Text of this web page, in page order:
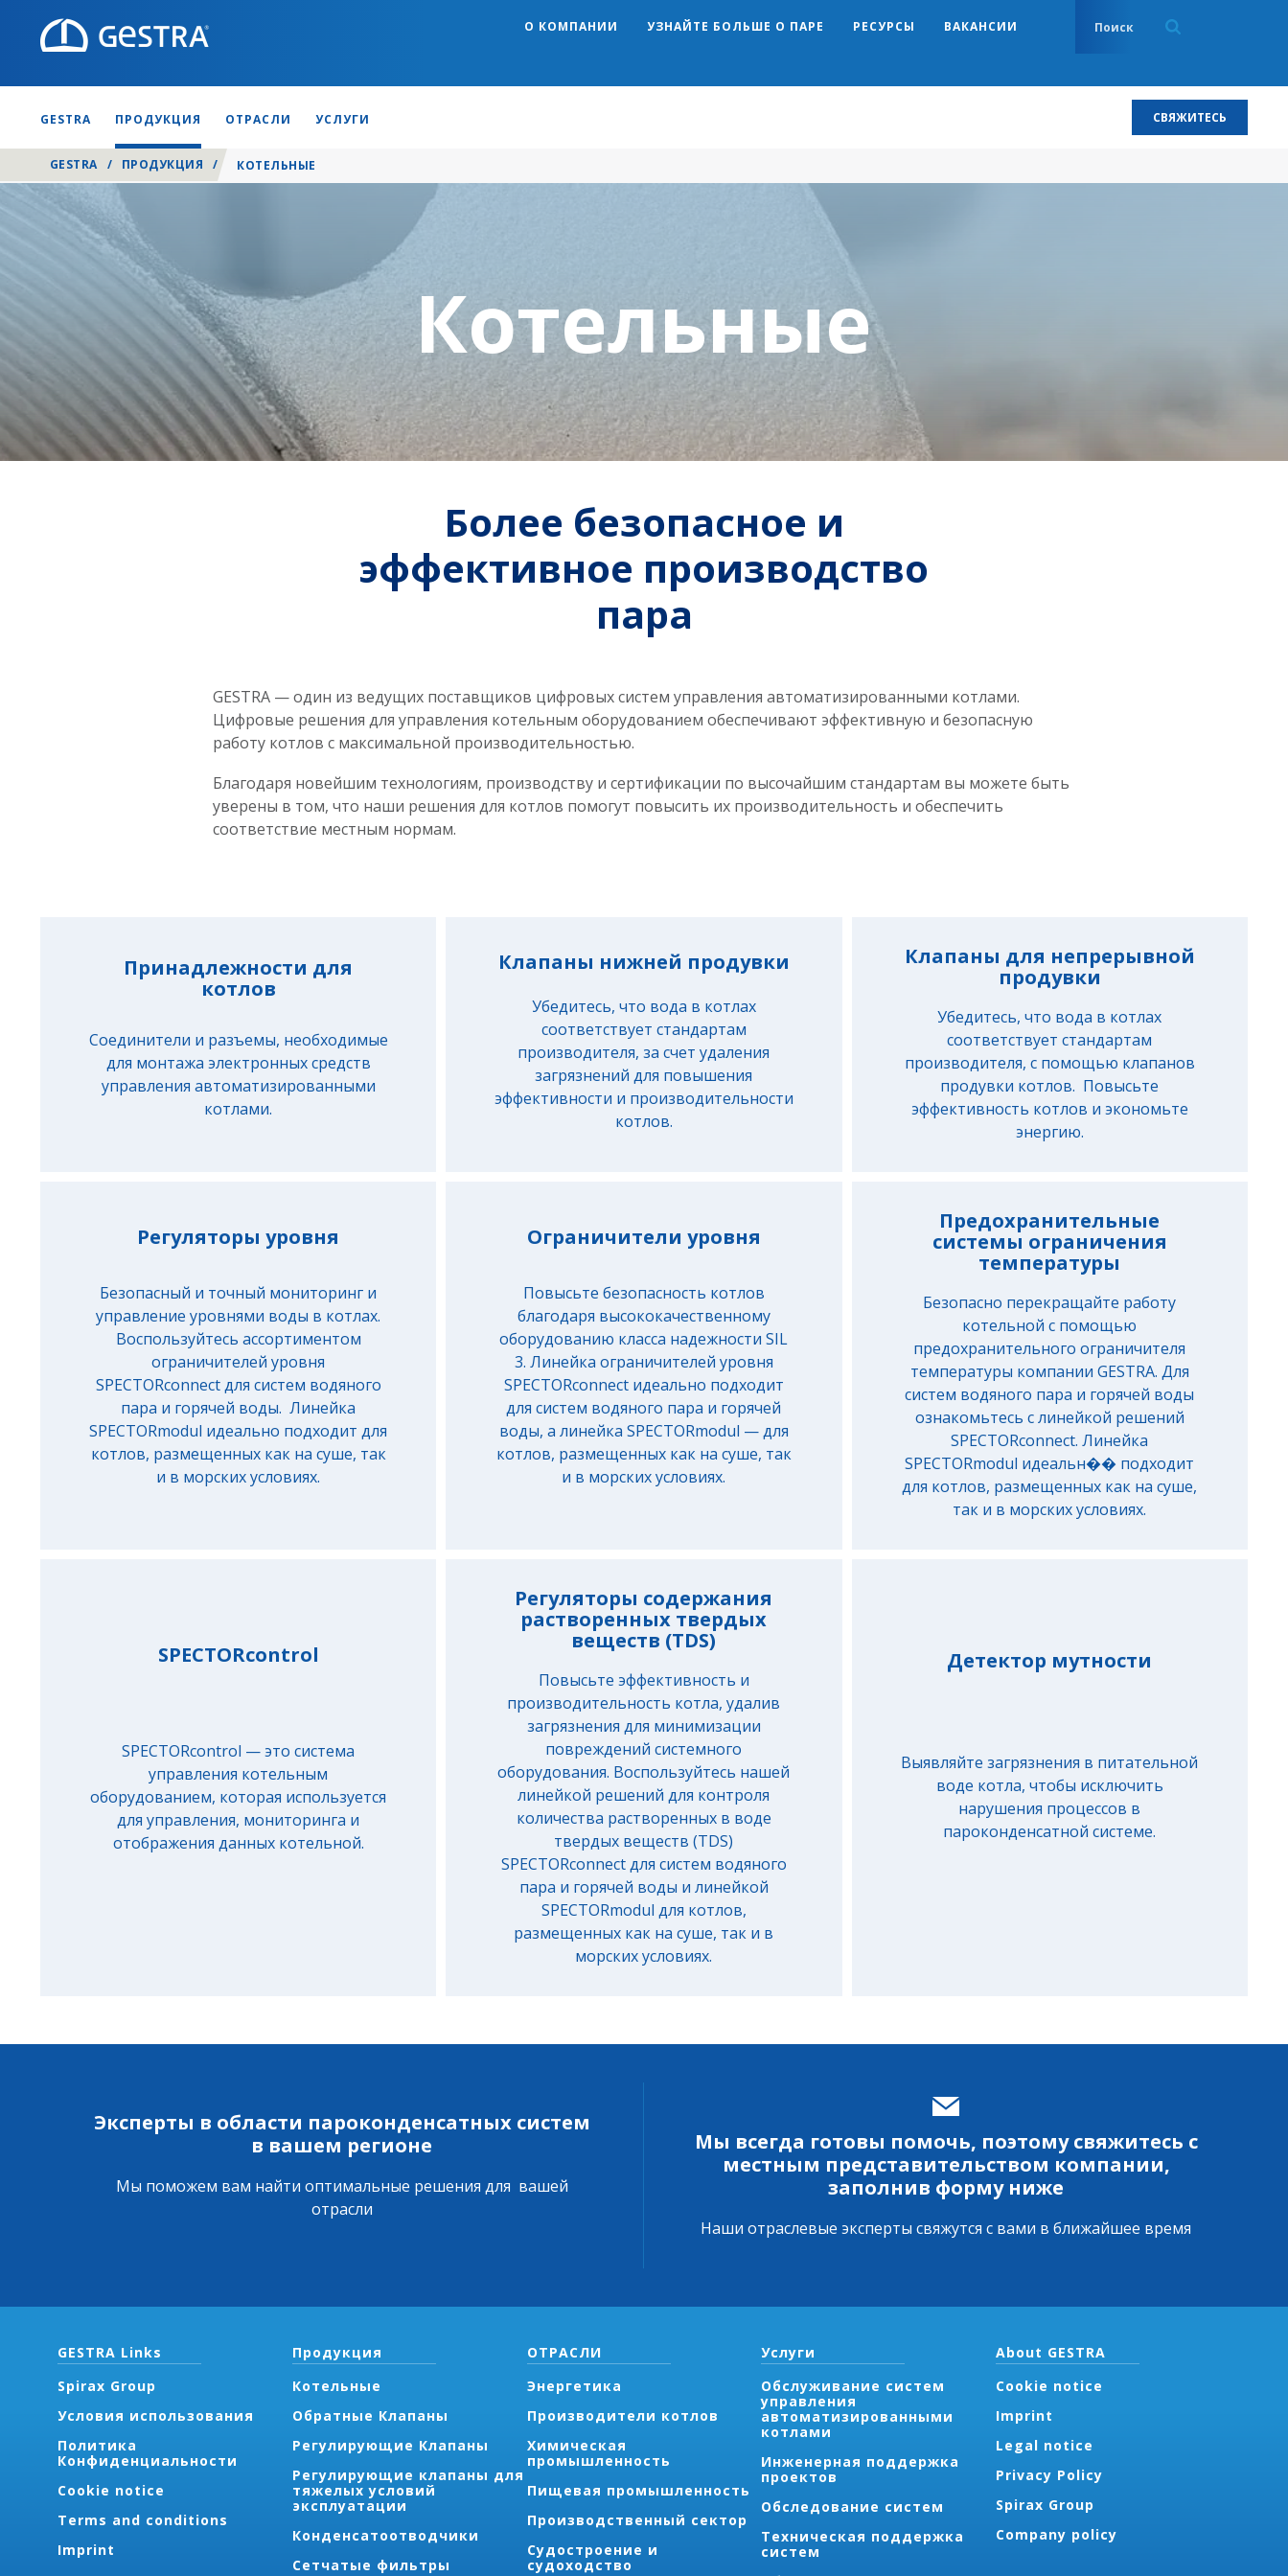
О КОМПАНИИ УЗНАЙТЕ БОЛЬШЕ О ПАРЕ РЕСУРСЫ ВАКАНСИИ
Search
GESTRA ПРОДУКЦИЯ ОТРАСЛИ УСЛУГИ СВЯЖИТЕСЬ
GESTRA / ПРОДУКЦИЯ / КОТЕЛЬНЫЕ
Котельные
Более безопасное и
эффективное производство
пара
GESTRA — один из ведущих поставщиков цифровых систем управления автоматизированными котлами.
Цифровые решения для управления котельным оборудованием обеспечивают эффективную и безопасную
работу котлов с максимальной производительностью.
Благодаря новейшим технологиям, производству и сертификации по высочайшим стандартам вы можете быть
уверены в том, что наши решения для котлов помогут повысить их производительность и обеспечить
соответствие местным нормам.
Принадлежности для
котлов
Соединители и разъемы, необходимые
для монтажа электронных средств
управления автоматизированными
котлами.
Клапаны нижней продувки
Убедитесь, что вода в котлах
соответствует стандартам
производителя, за счет удаления
загрязнений для повышения
эффективности и производительности
котлов.
Клапаны для непрерывной
продувки
Убедитесь, что вода в котлах
соответствует стандартам
производителя, с помощью клапанов
продувки котлов. Повысьте
эффективность котлов и экономьте
энергию.
Регуляторы уровня
Безопасный и точный мониторинг и
управление уровнями воды в котлах.
Воспользуйтесь ассортиментом
ограничителей уровня
SPECTORconnect для систем водяного
пара и горячей воды. Линейка
SPECTORmodul идеально подходит для
котлов, размещенных как на суше, так
и в морских условиях.
Ограничители уровня
Повысьте безопасность котлов
благодаря высококачественному
оборудованию класса надежности SIL
3. Линейка ограничителей уровня
SPECTORconnect идеально подходит
для систем водяного пара и горячей
воды, а линейка SPECTORmodul — для
котлов, размещенных как на суше, так
и в морских условиях.
Предохранительные
системы ограничения
температуры
Безопасно перекращайте работу
котельной с помощью
предохранительного ограничителя
температуры компании GESTRA. Для
систем водяного пара и горячей воды
ознакомьтесь с линейкой решений
SPECTORconnect. Линейка
SPECTORmodul идеальн�� подходит
для котлов, размещенных как на суше,
так и в морских условиях.
SPECTORcontrol
SPECTORcontrol — это система
управления котельным
оборудованием, которая используется
для управления, мониторинга и
отображения данных котельной.
Регуляторы содержания
растворенных твердых
веществ (TDS)
Повысьте эффективность и
производительность котла, удалив
загрязнения для минимизации
повреждений системного
оборудования. Воспользуйтесь нашей
линейкой решений для контроля
количества растворенных в воде
твердых веществ (TDS)
SPECTORconnect для систем водяного
пара и горячей воды и линейкой
SPECTORmodul для котлов,
размещенных как на суше, так и в
морских условиях.
Детектор мутности
Выявляйте загрязнения в питательной
воде котла, чтобы исключить
нарушения процессов в
пароконденсатной системе.
Эксперты в области пароконденсатных систем
в вашем регионе
Мы поможем вам найти оптимальные решения для вашей
отрасли
Мы всегда готовы помочь, поэтому свяжитесь с
местным представительством компании,
заполнив форму ниже
Наши отраслевые эксперты свяжутся с вами в ближайшее время
GESTRA Links
Spirax Group
Условия использования
Политика
Конфиденциальности
Cookie notice
Terms and conditions
Imprint
Продукция
Котельные
Обратные Клапаны
Регулирующие Клапаны
Pегулирующие клапаны для
тяжелых условий
эксплуатации
Конденсатоотводчики
Cетчатые фильтры
ОТРАСЛИ
Энергетика
Производители котлов
Химическая
промышленность
Пищевая промышленность
Производственный сектор
Судостроение и
судоходство
Услуги
Обслуживание систем
управления
автоматизированными
котлами
Инженерная поддержка
проектов
Обследование систем
Техническая поддержка
систем
About GESTRA
Cookie notice
Imprint
Legal notice
Privacy Policy
Spirax Group
Company policy